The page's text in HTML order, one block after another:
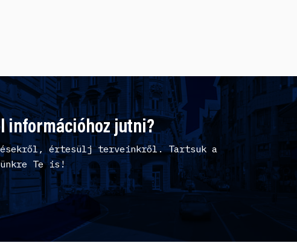
információhoz jutni?
értesülj terveinkről. Tartsuk a
Te is!